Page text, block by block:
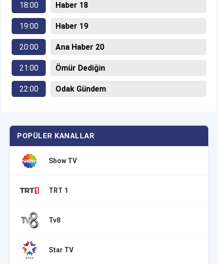
18:00 Haber 18
19:00 Haber 19
20:00 Ana Haber 20
21:00 Ömür Dediğin
22:00 Odak Gündem
POPÜLER KANALLAR
Show TV
TRT 1
Tv8
Star TV